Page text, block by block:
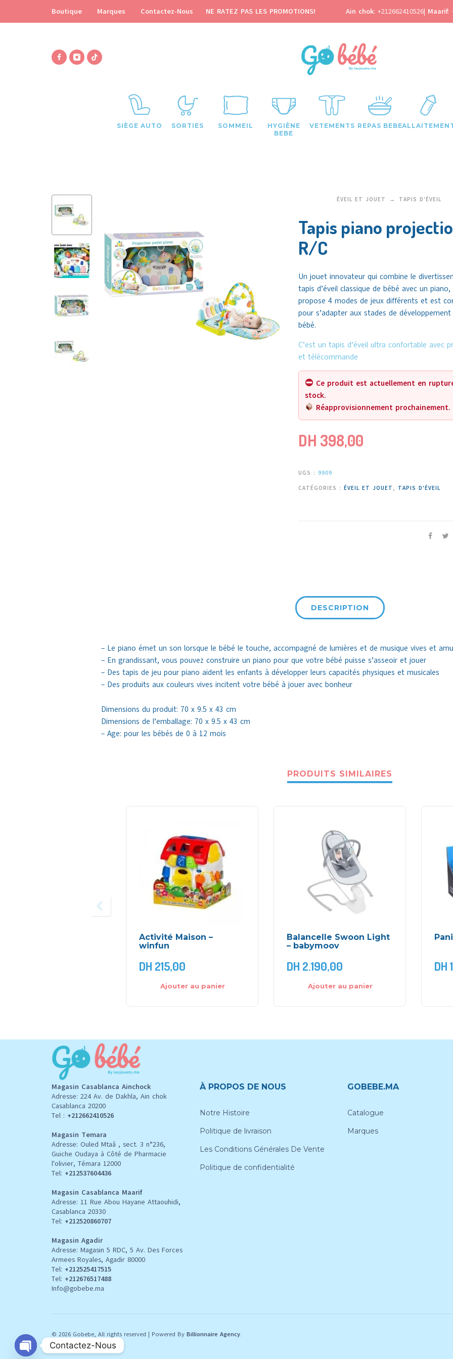
Boutique Marques Contactez-Nous NE RATEZ PAS LES PROMOTIONS! Ain chok: +212662410526| Maarif:
SIÈGE AUTO SORTIES SOMMEIL
HYGIÈNE
BEBE
VETEMENTS REPAS BEBE
ÉVEIL ET JOUET TAPIS D'ÉVEIL
Tapis piano
R/C
Un jouet innovateur qui combine le
tapis d’éveil classique de bébé avec un
propose 4 modes de jeux différents et est
pour s’adapter aux stades de développement
bébé.
C’est un tapis d’éveil ultra confortable avec
et télécommande
Ce produit est actuellement en
stock.
Réapprovisionnement prochainement.
DH 398,00
UGS : 9909
CATÉGORIES : ÉVEIL ET JOUET , TAPIS D'ÉVEIL
DESCRIPTION
– Le piano émet un son lorsque le bébé le touche, accompagné de lumières et de musique vives et
– En grandissant, vous pouvez construire un piano pour que votre bébé puisse s’asseoir et jouer
– Des tapis de jeu pour piano aident les enfants à développer leurs capacités physiques et musicales
– Des produits aux couleurs vives incitent votre bébé à jouer avec bonheur
Dimensions du produit: 70 x 9.5 x 43 cm
Dimensions de l’emballage: 70 x 9.5 x 43 cm
– Age: pour les bébés de 0 à 12 mois
PRODUITS SIMILAIRES
Activité Maison –
winfun
DH 215,00
Ajouter au panier
Balancelle Swoon Light
– babymoov
DH 2.190,00
Ajouter au panier
DH
Magasin Casablanca Ainchock
Adresse: 224 Av. de Dakhla, Ain chok
Casablanca 20200
Tel : +212662410526
Magasin Temara
Adresse: Ouled Mtaâ , sect. 3 n°236,
Guiche Oudaya à Côté de Pharmacie
l'olivier, Témara 12000
Tel: +212537604436
Magasin Casablanca Maarif
Adresse: 11 Rue Abou Hayane Attaouhidi,
Casablanca 20330
Tel: +212520860707
Magasin Agadir
Adresse: Magasin 5 RDC, 5 Av. Des Forces
Armees Royales, Agadir 80000
Tel: +212525417515
Tel: +212676517488
Info@gobebe.ma
À PROPOS DE NOUS
Notre Histoire
Politique de livraison
Les Conditions Générales De Vente
Politique de confidentialité
GOBEBE.MA
Catalogue
Marques
© 2026 Gobebe, All rights reserved | Powered By Billionnaire Agency.
Contactez-Nous